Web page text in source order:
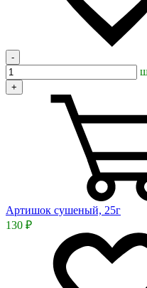
-
+
Артишок сушеный, 25г
130 ₽